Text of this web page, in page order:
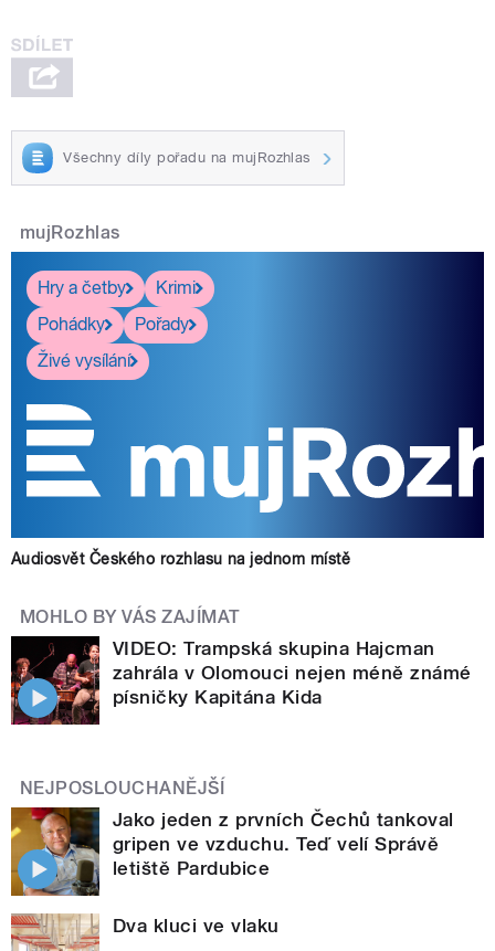
Všechny díly pořadu na mujRozhlas
mujRozhlas
Hry a četby
Krimi
Pohádky
Pořady
Živé vysílání
Audiosvět Českého rozhlasu na jednom místě
MOHLO BY VÁS ZAJÍMAT
VIDEO: Trampská skupina Hajcman
zahrála v Olomouci nejen méně známé
písničky Kapitána Kida
NEJPOSLOUCHANĚJŠÍ
Jako jeden z prvních Čechů tankoval
gripen ve vzduchu. Teď velí Správě
letiště Pardubice
Dva kluci ve vlaku